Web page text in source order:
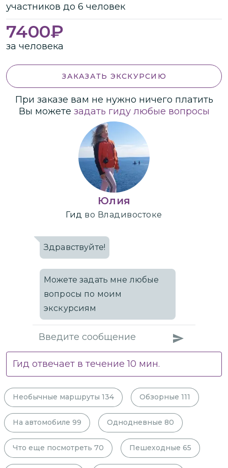
участников до 6 человек
7400₽
за человека
ЗАКАЗАТЬ ЭКСКУРСИЮ
При заказе вам не нужно ничего платить
Вы можете задать гиду любые вопросы
Юлия
Гид во Владивостоке
Здравствуйте!
Можете задать мне любые
вопросы по моим
экскурсиям
Гид отвечает в течение10 мин.
Необычные маршруты 134 Обзорные 111
На автомобиле 99 Однодневные 80
Что еще посмотреть 70 Пешеходные 65